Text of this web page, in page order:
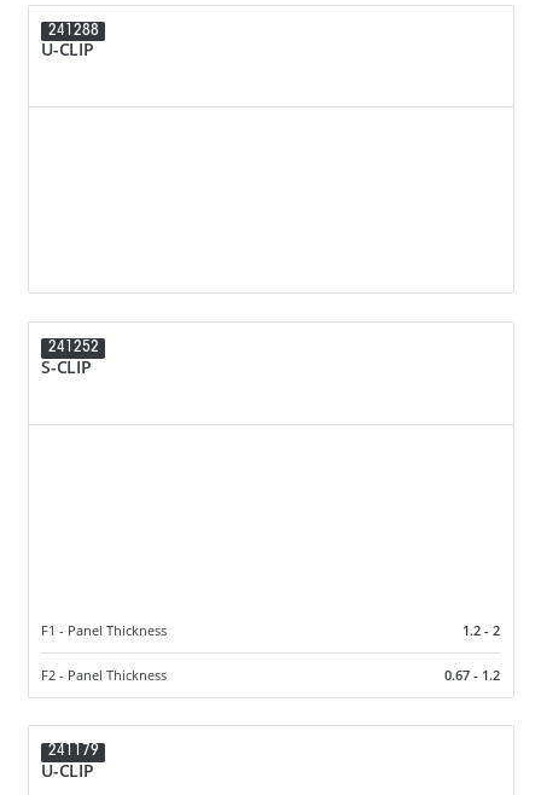
241288
U-CLIP
241252
S-CLIP
F1 - Panel Thickness 1.2 - 2
F2 - Panel Thickness 0.67 - 1.2
241179
U-CLIP